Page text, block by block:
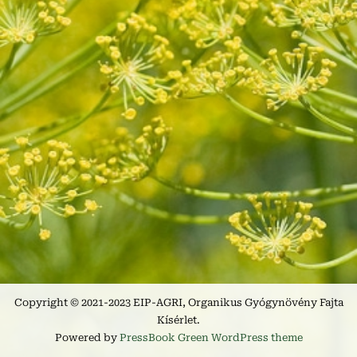
Copyright © 2021-2023 EIP-AGRI, Organikus Gyógynövény Fajta
Kísérlet.
Powered by PressBook Green WordPress theme